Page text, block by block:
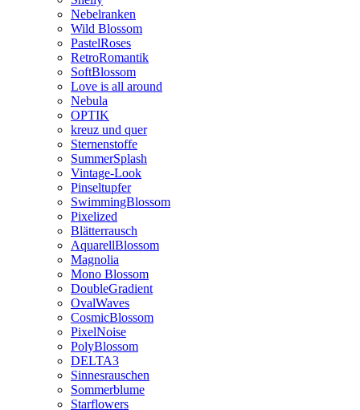
Nebelranken
Wild Blossom
PastelRoses
RetroRomantik
SoftBlossom
Love is all around
Nebula
OPTIK
kreuz und quer
Sternenstoffe
SummerSplash
Vintage-Look
Pinseltupfer
SwimmingBlossom
Pixelized
Blätterrausch
AquarellBlossom
Magnolia
Mono Blossom
DoubleGradient
OvalWaves
CosmicBlossom
PixelNoise
PolyBlossom
DELTA3
Sinnesrauschen
Sommerblume
Starflowers